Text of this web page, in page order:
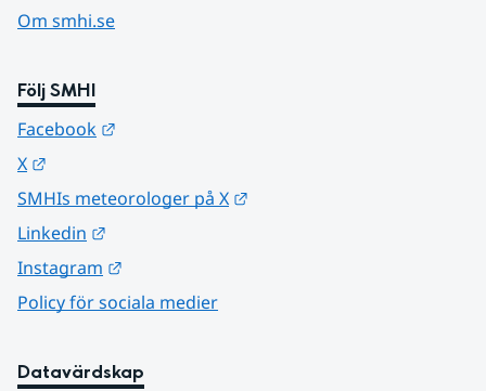
Om smhi.se
Följ SMHI
Facebook
X
SMHIs meteorologer på X
Linkedin
Instagram
Policy för sociala medier
Datavärdskap